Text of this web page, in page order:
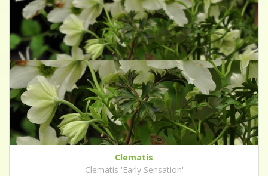
Clematis
Clematis 'Early Sensation'